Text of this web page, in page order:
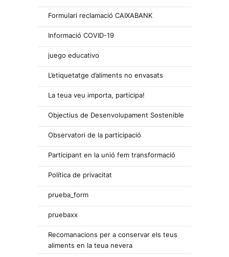
Formulari reclamació CAIXABANK
Informació COVID-19
juego educativo
L’etiquetatge d’aliments no envasats
La teua veu importa, participa!
Objectius de Desenvolupament Sostenible
Observatori de la participació
Participant en la unió fem transformació
Política de privacitat
prueba_form
pruebaxx
Recomanacions per a conservar els teus
aliments en la teua nevera